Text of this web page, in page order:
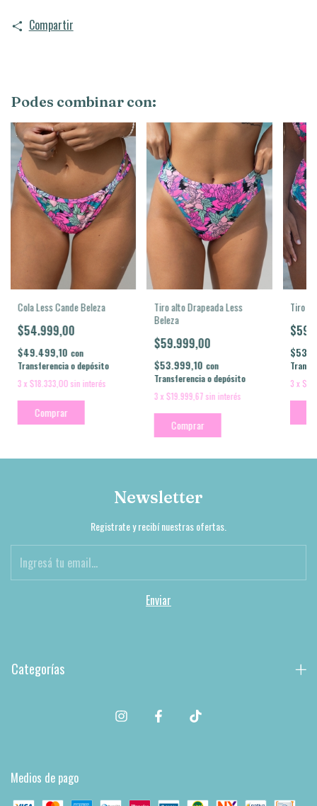
Compartir
Podes combinar con:
Cola Less Cande Beleza
$54.999,00
$49.499,10 con
Transferencia o depósito
3 x $18.333,00 sin interés
Comprar
Tiro alto Drapeada Less
Beleza
$59.999,00
$53.999,10 con
Transferencia o depósito
3 x $19.999,67 sin interés
Comprar
Tiro
3 x
Newsletter
Registrate y recibí nuestras ofertas.
Categorías
Medios de pago